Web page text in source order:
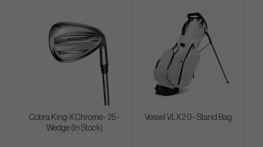
Cobra King-X Chrome - 25 -
Wedge (In Stock)
Vessel VLX 2.0 - Stand Bag